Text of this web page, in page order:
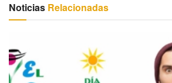
Noticias Relacionadas